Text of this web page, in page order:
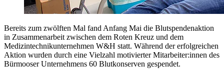
Bereits zum zwölften Mal fand Anfang Mai die Blutspendenaktion
in Zusammenarbeit zwischen dem Roten Kreuz und dem
Medizintechnikunternehmen W&H statt. Während der erfolgreichen
Aktion wurden durch eine Vielzahl motivierter Mitarbeiter:innen des
Bürmooser Unternehmens 60 Blutkonserven gespendet.